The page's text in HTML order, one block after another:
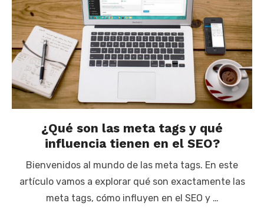
¿Qué son las meta tags y qué
influencia tienen en el SEO?
Bienvenidos al mundo de las meta tags. En este
artículo vamos a explorar qué son exactamente las
meta tags, cómo influyen en el SEO y …